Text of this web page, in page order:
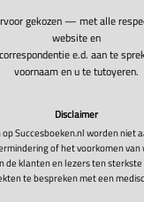
gekozen — met alle
website en
e.d. aan te
voornaam en u te tutoyeren.
Disclaimer
Succesboeken.nl worden niet
of het voorkomen
de klanten en lezers ten
te bespreken met een